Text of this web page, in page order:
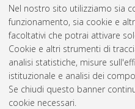
Nel nostro sito utilizziamo sia
funzionamento, sia cookie e
facoltativi che potrai attivare
Cookie e altri strumenti di
analisi statistiche, misure
istituzionale e analisi dei
Se chiudi questo banner
cookie necessari.
e diagnostica di una camera
Università di Bologna, Corso
[LM-DM270], Documento
Questa lista e' stata